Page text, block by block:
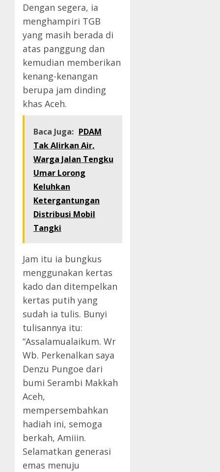
Dengan segera, ia
menghampiri TGB
yang masih berada di
atas panggung dan
kemudian memberikan
kenang-kenangan
berupa jam dinding
khas Aceh.
Baca Juga: PDAM
Tak Alirkan Air,
Warga Jalan Tengku
Umar Lorong
Keluhkan
Ketergantungan
Distribusi Mobil
Tangki
Jam itu ia bungkus
menggunakan kertas
kado dan ditempelkan
kertas putih yang
sudah ia tulis. Bunyi
tulisannya itu:
“Assalamualaikum. Wr
Wb. Perkenalkan saya
Denzu Pungoe dari
bumi Serambi Makkah
Aceh,
mempersembahkan
hadiah ini, semoga
berkah, Amiiin.
Selamatkan generasi
emas menuju